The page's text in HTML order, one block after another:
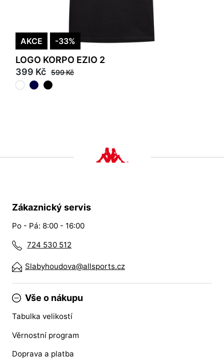
AKCE -33%
LOGO KORPO EZIO 2
399 Kč 599 Kč
Zákaznický servis
Po - Pá: 8:00 - 16:00
724 530 512
Slabyhoudova@allsports.cz
Vše o nákupu
Tabulka velikostí
Věrnostní program
Doprava a platba